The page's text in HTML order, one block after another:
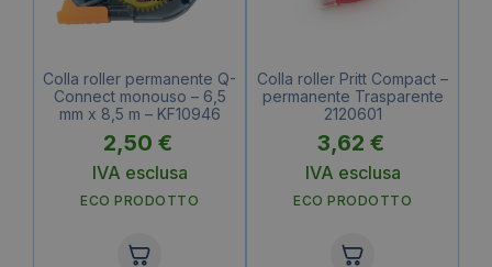
Colla roller permanente Q-
Connect monouso – 6,5
mm x 8,5 m – KF10946
2,50 €
IVA esclusa
ECO PRODOTTO
Colla roller Pritt Compact –
permanente Trasparente
2120601
3,62 €
IVA esclusa
ECO PRODOTTO